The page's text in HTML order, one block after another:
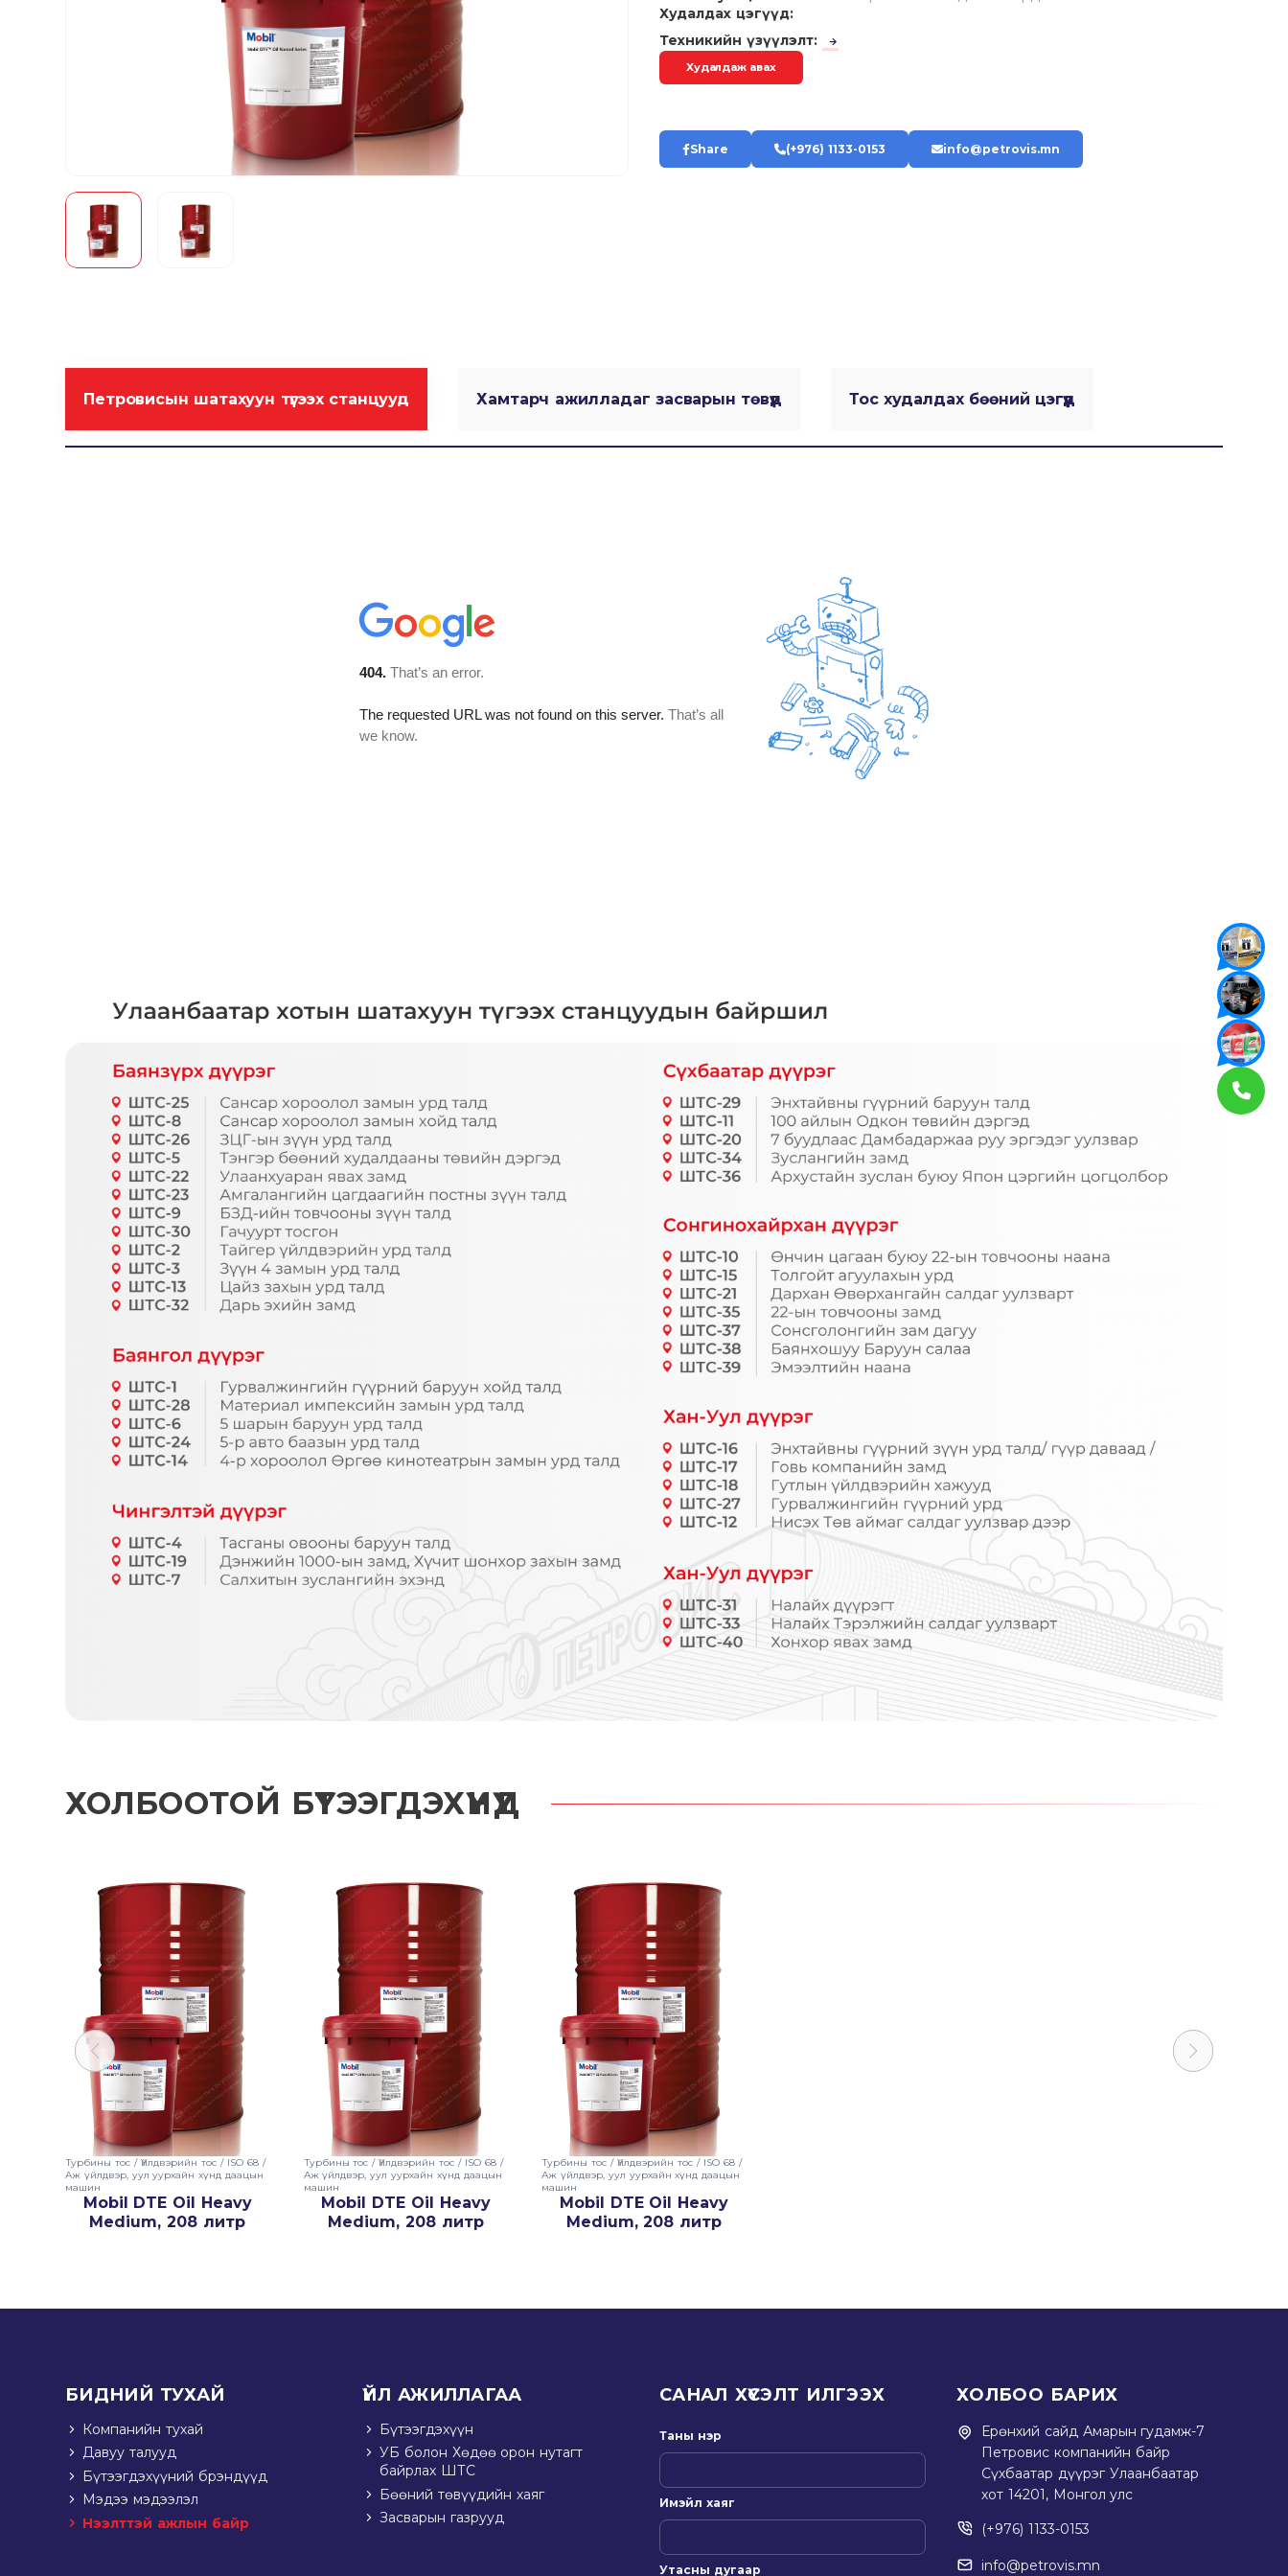
Худалдах цэгүүд:
Техникийн үзүүлэлт:
Худалдаж авах
Share (+976) 1133-0153 info@petrovis.mn
Петровисын шатахуун түгээх станцууд Хамтарч ажилладаг засварын төвүүд Тос худалдах бөөний цэгүүд
ХОЛБООТОЙ БҮТЭЭГДЭХҮҮНҮҮД
Турбины тос / Үйлдвэрийн тос / ISO 68 /
Аж үйлдвэр, уул уурхайн хүнд даацын
машин
Mobil DTE Oil Heavy
Medium, 208 литр
Турбины тос / Үйлдвэрийн тос / ISO 68 /
Аж үйлдвэр, уул уурхайн хүнд даацын
машин
Mobil DTE Oil Heavy
Medium, 208 литр
Турбины тос / Үйлдвэрийн тос / ISO 68 /
Аж үйлдвэр, уул уурхайн хүнд даацын
машин
Mobil DTE Oil Heavy
Medium, 208 литр
БИДНИЙ ТУХАЙ
Компанийн тухай
Давуу талууд
Бүтээгдэхүүний брэндүүд
Мэдээ мэдээлэл
Нээлттэй ажлын байр
ҮЙЛ АЖИЛЛАГАА
Бүтээгдэхүүн
УБ болон Хөдөө орон нутагт
байрлах ШТС
Бөөний төвүүдийн хаяг
Засварын газрууд
САНАЛ ХҮСЭЛТ ИЛГЭЭХ
Таны нэр
Имэйл хаяг
Утасны дугаар
ХОЛБОО БАРИХ
Ерөнхий сайд Амарын гудамж-7
Петровис компанийн байр
Сүхбаатар дүүрэг Улаанбаатар
хот 14201, Монгол улс
(+976) 1133-0153
info@petrovis.mn